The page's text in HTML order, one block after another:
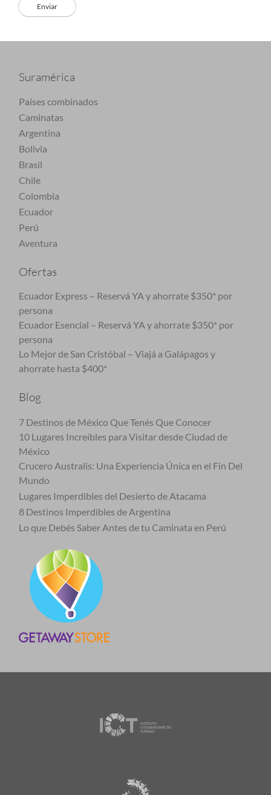
Suramérica
Países combinados
Caminatas
Argentina
Bolivia
Brasil
Chile
Colombia
Ecuador
Perú
Aventura
Ofertas
Ecuador Express – Reservá YA y ahorrate $350* por
persona
Ecuador Esencial – Reservá YA y ahorrate $350* por
persona
Lo Mejor de San Cristóbal – Viajá a Galápagos y
ahorrate hasta $400*
Blog
7 Destinos de México Que Tenés Que Conocer
10 Lugares Increíbles para Visitar desde Ciudad de
México
Crucero Australis: Una Experiencia Única en el Fin Del
Mundo
Lugares Imperdibles del Desierto de Atacama
8 Destinos Imperdibles de Argentina
Lo que Debés Saber Antes de tu Caminata en Perú